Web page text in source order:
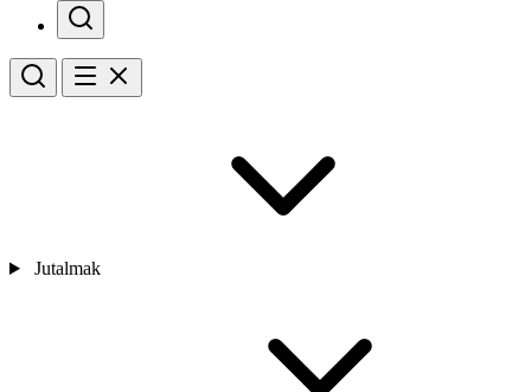
Jutalmak